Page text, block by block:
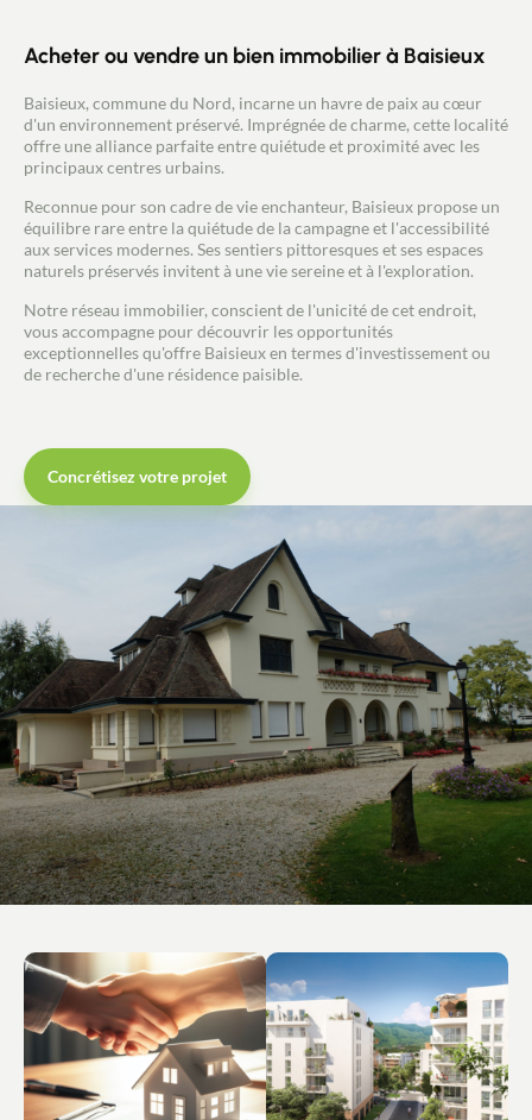
Acheter ou vendre un bien immobilier à Baisieux
Baisieux, commune du Nord, incarne un havre de paix au cœur
d'un environnement préservé. Imprégnée de charme, cette localité
offre une alliance parfaite entre quiétude et proximité avec les
principaux centres urbains.
Reconnue pour son cadre de vie enchanteur, Baisieux propose un
équilibre rare entre la quiétude de la campagne et l'accessibilité
aux services modernes. Ses sentiers pittoresques et ses espaces
naturels préservés invitent à une vie sereine et à l'exploration.
Notre réseau immobilier, conscient de l'unicité de cet endroit,
vous accompagne pour découvrir les opportunités
exceptionnelles qu'offre Baisieux en termes d'investissement ou
de recherche d'une résidence paisible.
Concrétisez votre projet